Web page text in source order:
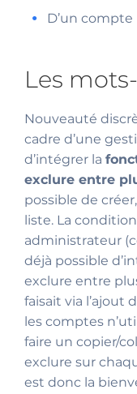
D’un compte
Les
Nouveauté
cadre d’une
d’intégrer la
exclure entre
possible de
liste. La
administrateur
déjà possible
exclure entre
faisait via l’ajout
les comptes
faire un copier/
exclure sur
est donc la